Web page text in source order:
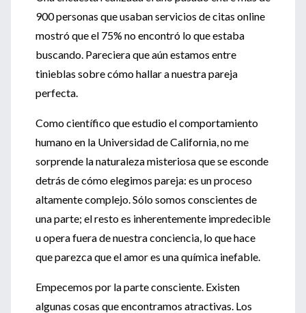
900 personas que usaban servicios de citas online
mostró que el 75% no encontró lo que estaba
buscando. Pareciera que aún estamos entre
tinieblas sobre cómo hallar a nuestra pareja
perfecta.
Como científico que estudio el comportamiento
humano en la Universidad de California, no me
sorprende la naturaleza misteriosa que se esconde
detrás de cómo elegimos pareja: es un proceso
altamente complejo. Sólo somos conscientes de
una parte; el resto es inherentemente impredecible
u opera fuera de nuestra conciencia, lo que hace
que parezca que el amor es una química inefable.
Empecemos por la parte consciente. Existen
algunas cosas que encontramos atractivas. Los